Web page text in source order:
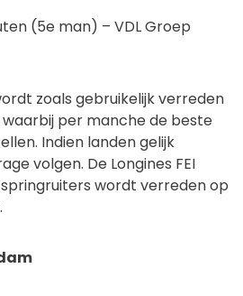
(5e man) – VDL Groep
zoals gebruikelijk verreden
per manche de beste
Indien landen gelijk
volgen. De Longines FEI
wordt verreden op